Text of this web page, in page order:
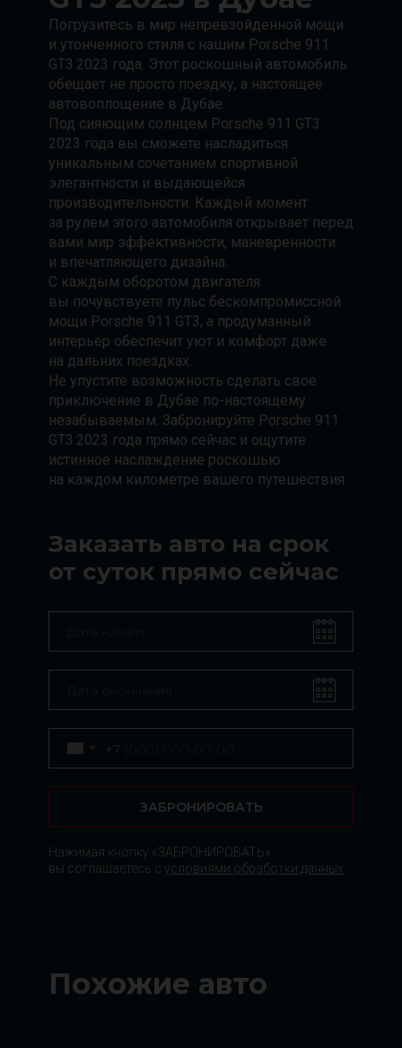
Погрузитесь в мир непревзойденной мощи
и утонченного стиля с нашим Porsche 911
GT3 2023 года. Этот роскошный автомобиль
обещает не просто поездку, а настоящее
автовоплощение в Дубае.
Под сияющим солнцем Porsche 911 GT3
2023 года вы сможете насладиться
уникальным сочетанием спортивной
элегантности и выдающейся
производительности. Каждый момент
за рулем этого автомобиля открывает перед
вами мир эффективности, маневренности
и впечатляющего дизайна.
С каждым оборотом двигателя
вы почувствуете пульс бескомпромиссной
мощи Porsche 911 GT3, а продуманный
интерьер обеспечит уют и комфорт даже
на дальних поездках.
Не упустите возможность сделать свое
приключение в Дубае по-настоящему
незабываемым. Забронируйте Porsche 911
GT3 2023 года прямо сейчас и ощутите
истинное наслаждение роскошью
на каждом километре вашего путешествия.
Заказать авто на срок
от суток прямо сейчас
Нажимая кнопку «ЗАБРОНИРОВАТЬ»
вы соглашаетесь с условиями обработки данных
+7
ЗАБРОНИРОВАТЬ
Похожие авто